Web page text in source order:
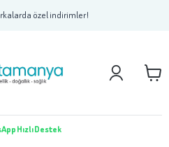
özel indirimler!
2 3
Hızlı Destek